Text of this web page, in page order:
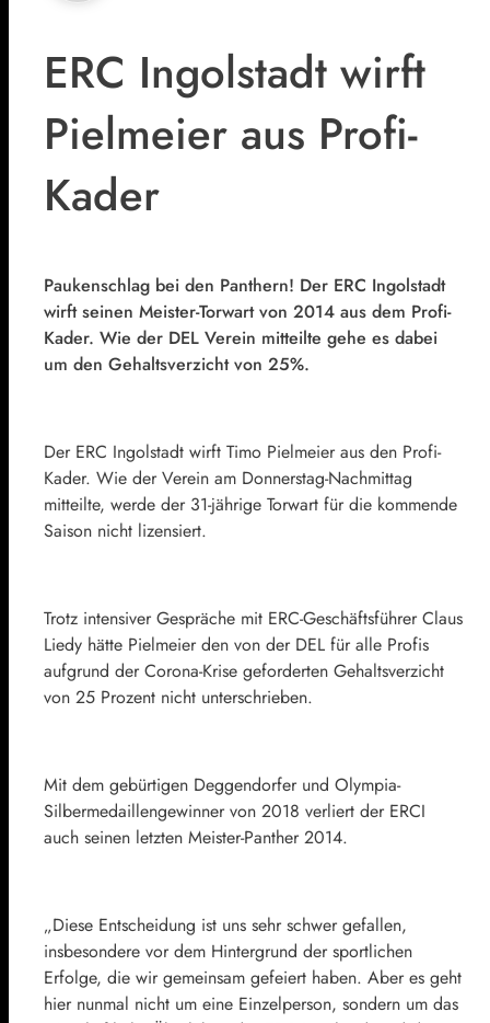
ERC Ingolstadt wirft
Pielmeier aus Profi-
Kader
Paukenschlag bei den Panthern! Der ERC Ingolstadt
wirft seinen Meister-Torwart von 2014 aus dem Profi-
Kader. Wie der DEL Verein mitteilte gehe es dabei
um den Gehaltsverzicht von 25%.
Der ERC Ingolstadt wirft Timo Pielmeier aus den Profi-
Kader. Wie der Verein am Donnerstag-Nachmittag
mitteilte, werde der 31-jährige Torwart für die kommende
Saison nicht lizensiert.
Trotz intensiver Gespräche mit ERC-Geschäftsführer Claus
Liedy hätte Pielmeier den von der DEL für alle Profis
aufgrund der Corona-Krise geforderten Gehaltsverzicht
von 25 Prozent nicht unterschrieben.
Mit dem gebürtigen Deggendorfer und Olympia-
Silbermedaillengewinner von 2018 verliert der ERCI
auch seinen letzten Meister-Panther 2014.
„Diese Entscheidung ist uns sehr schwer gefallen,
insbesondere vor dem Hintergrund der sportlichen
Erfolge, die wir gemeinsam gefeiert haben. Aber es geht
hier nunmal nicht um eine Einzelperson, sondern um das